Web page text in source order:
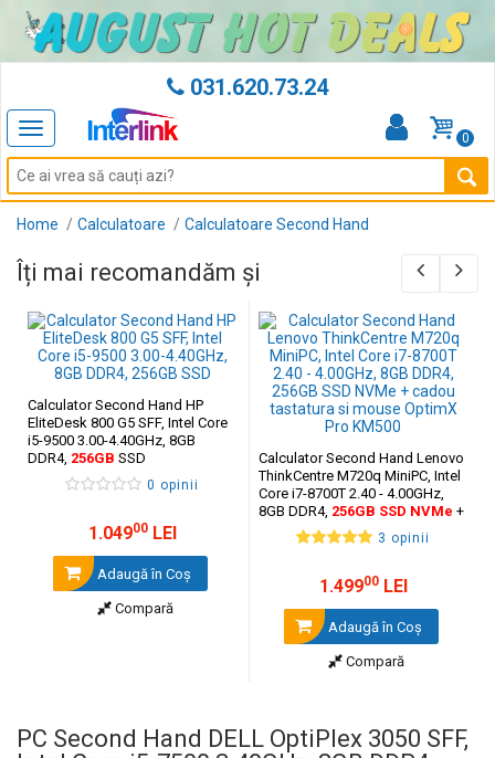
031.620.73.24
Toggle
navigation
0
Home Calculatoare Calculatoare Second Hand
Îți mai recomandăm și
Calculator Second Hand HP
EliteDesk 800 G5 SFF, Intel Core
i5-9500 3.00-4.40GHz, 8GB
DDR4, 256GB SSD
0 opinii
1.04900LEI
Adaugă în Coş
Compară
Calculator Second Hand Lenovo
ThinkCentre M720q MiniPC, Intel
Core i7-8700T 2.40 - 4.00GHz,
8GB DDR4, 256GB SSD NVMe +
cadou tastatura si mouse
OptimX Pro KM500 3 opinii
1.49900LEI
Adaugă în Coş
Compară
PC Second Hand DELL OptiPlex 3050 SFF,